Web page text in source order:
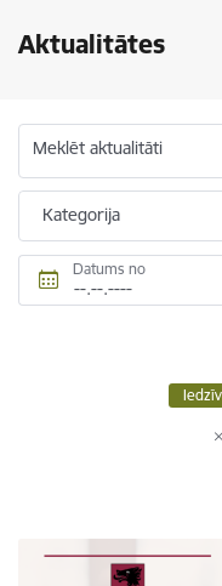
Aktualitātes
Meklēt aktualitāti
Kategorija
Datums no